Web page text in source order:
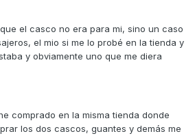
el casco no era para mi, sino un caso
el mio si me lo probé en la tienda y
y obviamente uno que me diera
comprado en la misma tienda donde
los dos cascos, guantes y demás me